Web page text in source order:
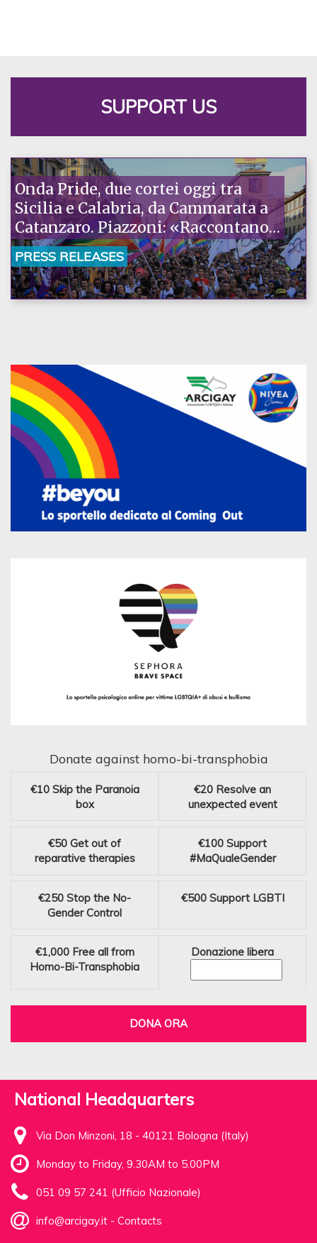
SUPPORT US
Onda Pride, due cortei oggi tra
Sicilia e Calabria, da Cammarata a
Catanzaro. Piazzoni: «Raccontano
la nostra ostinazione»
PRESS RELEASES
Donate against homo-bi-transphobia
€10 Skip the Paranoia
box
€20 Resolve an
unexpected event
€50 Get out of
reparative therapies
€100 Support
#MaQualeGender
€250 Stop the No-
Gender Control
€500 Support LGBTI
€1,000 Free all from
Homo-Bi-Transphobia
Donazione libera
DONA ORA
National Headquarters
Via Don Minzoni, 18 - 40121 Bologna (Italy)
Monday to Friday, 9.30AM to 5.00PM
051 09 57 241 (Ufficio Nazionale)
info@arcigay.it - Contacts